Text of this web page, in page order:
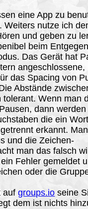
eine App zu
Weiters nutze ich
und geben zu
beim
Das Gerät hat
angeschlossene,
das Spacing von
Abstände
Wenn man
dann
die ein
erkannt.
und die Zeichen-
man das falsch
Fehler gemeldet
oder die
aufgroups.io seine
dem ist nichts